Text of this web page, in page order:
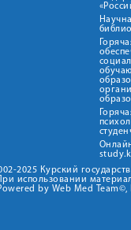
2025 Курский
использовании
by Web Med Team©,